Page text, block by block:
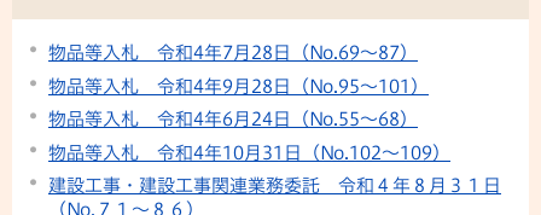
物品等入札 令和4年7月28日（No.69～87）
物品等入札 令和4年9月28日（No.95～101）
物品等入札 令和4年6月24日（No.55～68）
物品等入札 令和4年10月31日（No.102～109）
建設工事・建設工事関連業務委託 令和４年８月３１日
（No.７１〜８６）